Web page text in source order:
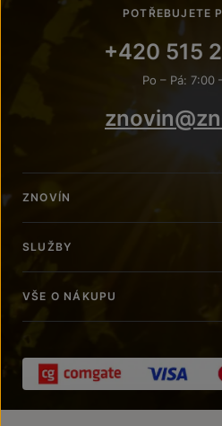
POTŘEBUJETE
+420 515
Po – Pá: 7:00
ZNOVÍN
SLUŽBY
VŠE O NÁKUPU